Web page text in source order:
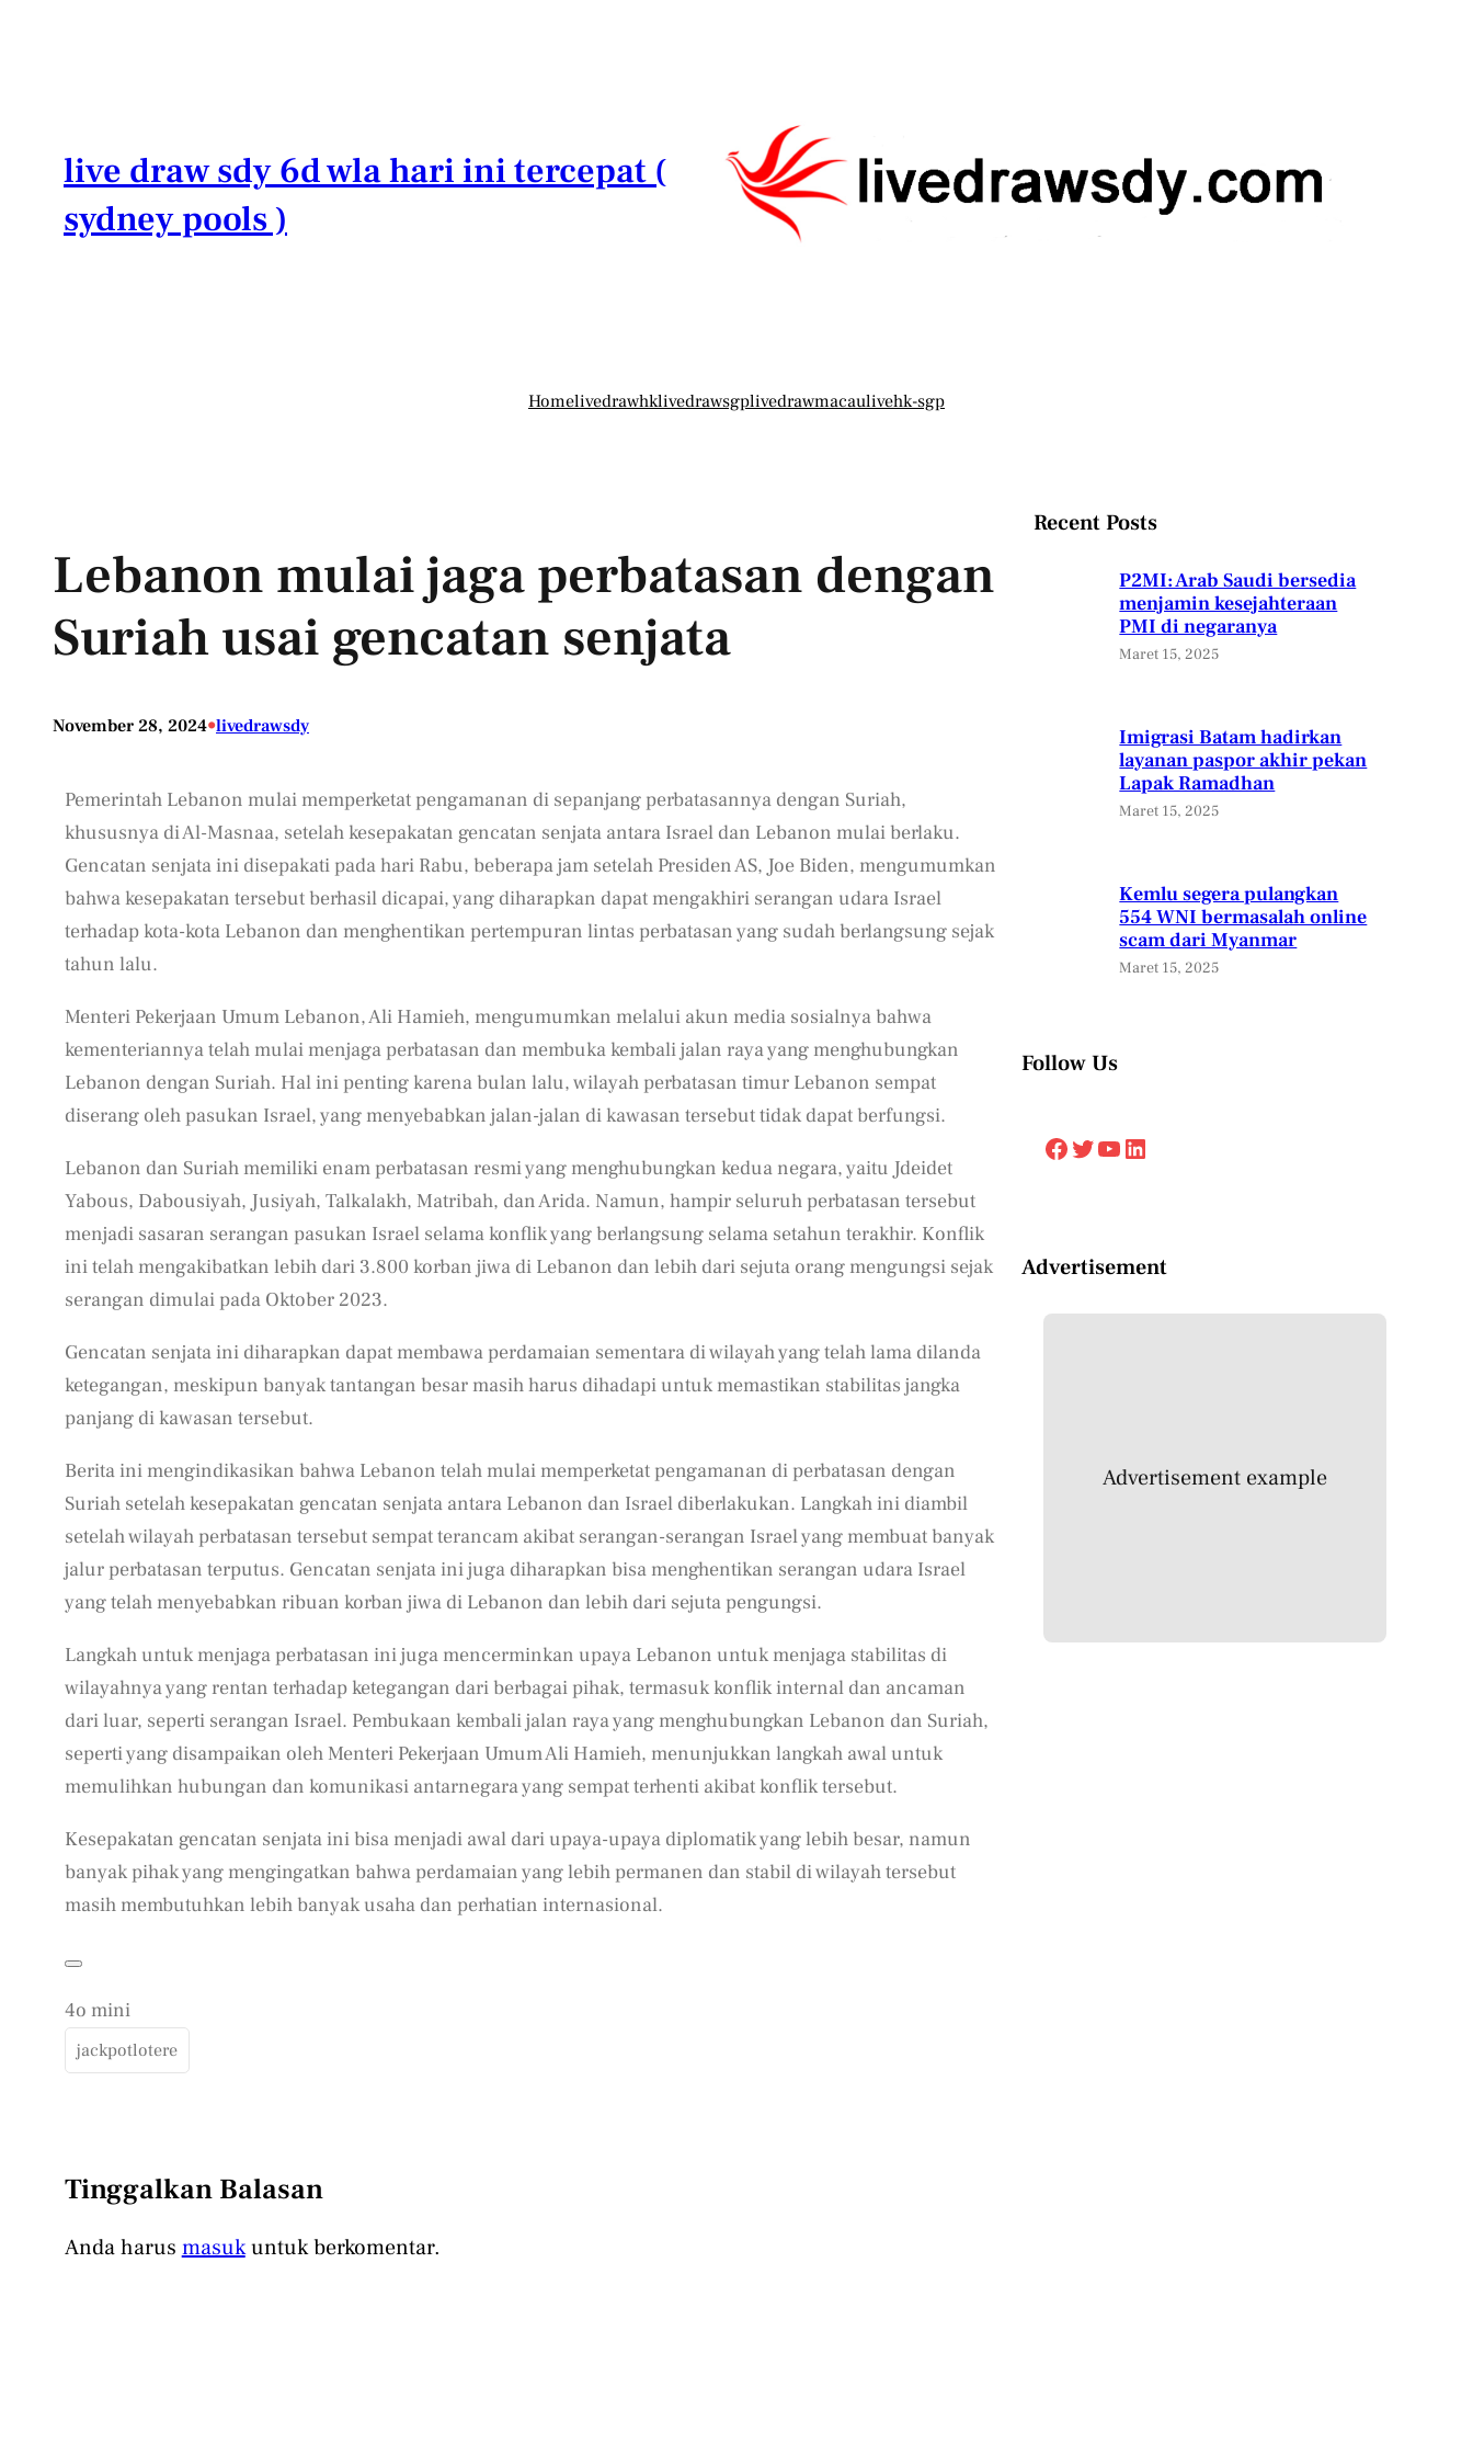
live draw sdy 6d wla hari ini tercepat (
sydney pools )
Homelivedrawhklivedrawsgplivedrawmacaulivehk-sgp
Lebanon mulai jaga perbatasan dengan
Suriah usai gencatan senjata
November 28, 2024•livedrawsdy
Pemerintah Lebanon mulai memperketat pengamanan di sepanjang perbatasannya dengan Suriah,
khususnya di Al-Masnaa, setelah kesepakatan gencatan senjata antara Israel dan Lebanon mulai berlaku.
Gencatan senjata ini disepakati pada hari Rabu, beberapa jam setelah Presiden AS, Joe Biden, mengumumkan
bahwa kesepakatan tersebut berhasil dicapai, yang diharapkan dapat mengakhiri serangan udara Israel
terhadap kota-kota Lebanon dan menghentikan pertempuran lintas perbatasan yang sudah berlangsung sejak
tahun lalu.
Menteri Pekerjaan Umum Lebanon, Ali Hamieh, mengumumkan melalui akun media sosialnya bahwa
kementeriannya telah mulai menjaga perbatasan dan membuka kembali jalan raya yang menghubungkan
Lebanon dengan Suriah. Hal ini penting karena bulan lalu, wilayah perbatasan timur Lebanon sempat
diserang oleh pasukan Israel, yang menyebabkan jalan-jalan di kawasan tersebut tidak dapat berfungsi.
Lebanon dan Suriah memiliki enam perbatasan resmi yang menghubungkan kedua negara, yaitu Jdeidet
Yabous, Dabousiyah, Jusiyah, Talkalakh, Matribah, dan Arida. Namun, hampir seluruh perbatasan tersebut
menjadi sasaran serangan pasukan Israel selama konflik yang berlangsung selama setahun terakhir. Konflik
ini telah mengakibatkan lebih dari 3.800 korban jiwa di Lebanon dan lebih dari sejuta orang mengungsi sejak
serangan dimulai pada Oktober 2023.
Gencatan senjata ini diharapkan dapat membawa perdamaian sementara di wilayah yang telah lama dilanda
ketegangan, meskipun banyak tantangan besar masih harus dihadapi untuk memastikan stabilitas jangka
panjang di kawasan tersebut.
Berita ini mengindikasikan bahwa Lebanon telah mulai memperketat pengamanan di perbatasan dengan
Suriah setelah kesepakatan gencatan senjata antara Lebanon dan Israel diberlakukan. Langkah ini diambil
setelah wilayah perbatasan tersebut sempat terancam akibat serangan-serangan Israel yang membuat banyak
jalur perbatasan terputus. Gencatan senjata ini juga diharapkan bisa menghentikan serangan udara Israel
yang telah menyebabkan ribuan korban jiwa di Lebanon dan lebih dari sejuta pengungsi.
Langkah untuk menjaga perbatasan ini juga mencerminkan upaya Lebanon untuk menjaga stabilitas di
wilayahnya yang rentan terhadap ketegangan dari berbagai pihak, termasuk konflik internal dan ancaman
dari luar, seperti serangan Israel. Pembukaan kembali jalan raya yang menghubungkan Lebanon dan Suriah,
seperti yang disampaikan oleh Menteri Pekerjaan Umum Ali Hamieh, menunjukkan langkah awal untuk
memulihkan hubungan dan komunikasi antarnegara yang sempat terhenti akibat konflik tersebut.
Kesepakatan gencatan senjata ini bisa menjadi awal dari upaya-upaya diplomatik yang lebih besar, namun
banyak pihak yang mengingatkan bahwa perdamaian yang lebih permanen dan stabil di wilayah tersebut
masih membutuhkan lebih banyak usaha dan perhatian internasional.
4o mini
jackpotlotere
Tinggalkan Balasan
Anda harusmasukuntuk berkomentar.
Recent Posts
P2MI: Arab Saudi bersedia
menjamin kesejahteraan
PMI di negaranya
Maret 15, 2025
Imigrasi Batam hadirkan
layanan paspor akhir pekan
Lapak Ramadhan
Maret 15, 2025
Kemlu segera pulangkan
554 WNI bermasalah online
scam dari Myanmar
Maret 15, 2025
Follow Us
Facebook Twitter YouTube LinkedIn
Advertisement
Advertisement example